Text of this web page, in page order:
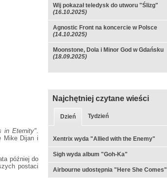
in Eternity"
Mike Dijan i
później do
postaci
Wij pokazał teledysk do utworu "Ślizg"
(16.10.2025)
Agnostic Front na koncercie w Polsce
(14.10.2025)
Moonstone, Dola i Minor God w Gdańsku
(18.09.2025)
Najchętniej czytane wieści
Dzień Tydzień
Xentrix wyda "Allied with the Enemy"
Sigh wyda album "Goh-Ka"
Airbourne udostępnia "Here She Comes"